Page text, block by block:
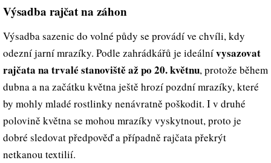
Výsadba rajčat na záhon
Výsadba sazenic do volné půdy se provádí ve chvíli, kdy
odezní jarní mrazíky. Podle zahrádkářů je ideálnívysazovat
rajčata na trvalé stanoviště až po 20. květnu, protože během
dubna a na začátku května ještě hrozí pozdní mrazíky, které
by mohly mladé rostlinky nenávratně poškodit. I v druhé
polovině května se mohou mrazíky vyskytnout, proto je
dobré sledovat předpověď a případně rajčata překrýt
netkanou textilií.